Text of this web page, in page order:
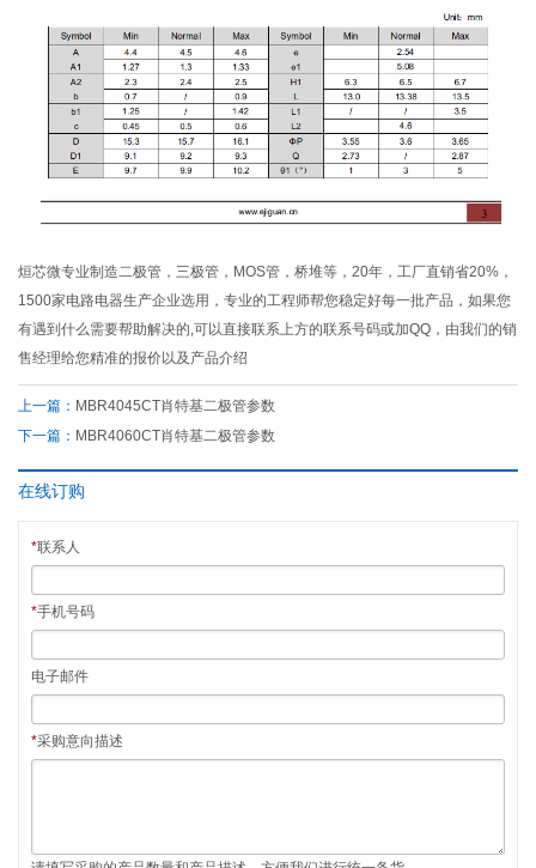
烜芯微专业制造二极管，三极管，MOS管，桥堆等，20年，工厂直销省20%，
1500家电路电器生产企业选用，专业的工程师帮您稳定好每一批产品，如果您
有遇到什么需要帮助解决的,可以直接联系上方的联系号码或加QQ，由我们的销
售经理给您精准的报价以及产品介绍
上一篇： MBR4045CT肖特基二极管参数
下一篇： MBR4060CT肖特基二极管参数
在线订购
*联系人
*手机号码
电子邮件
*采购意向描述